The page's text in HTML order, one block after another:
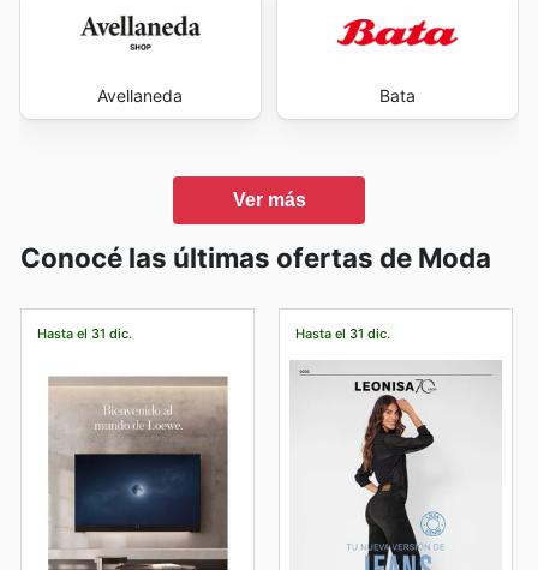
Avellaneda Bata
Ver más
Conocé las últimas ofertas de Moda
Hasta el 31 dic. Hasta el 31 dic.